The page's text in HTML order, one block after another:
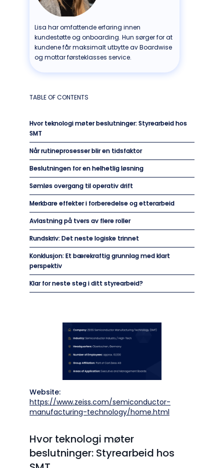
Lisa har omfattende erfaring innen
kundestøtte og onboarding. Hun sørger for at
kundene får maksimalt utbytte av Boardwise
og mottar førsteklasses service.
TABLE OF CONTENTS
Hvor teknologi møter beslutninger: Styrearbeid hos
SMT
Når rutineprosesser blir en tidsfaktor
Beslutningen for en helhetlig løsning
Sømløs overgang til operativ drift
Merkbare effekter i forberedelse og etterarbeid
Avlastning på tvers av flere roller
Rundskriv: Det neste logiske trinnet
Konklusjon: Et bærekraftig grunnlag med klart
perspektiv
Klar for neste steg i ditt styrearbeid?
Website:
https://www.zeiss.com/semiconductor-
manufacturing-technology/home.html
Hvor teknologi møter
beslutninger: Styrearbeid hos